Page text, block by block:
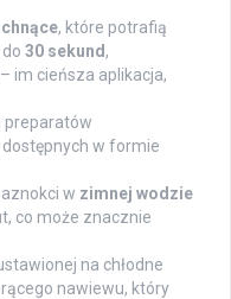
, które potrafią
30 sekund,
– im cieńsza aplikacja,
preparatów
w formie
w zimnej wodzie
co może znacznie
na chłodne
nawiewu, który